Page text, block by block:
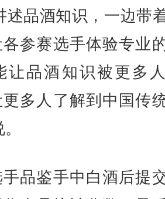
品酒知识，一边带
参赛选手体验专业
让品酒知识被更多
多人了解到中国传
鉴手中白酒后提